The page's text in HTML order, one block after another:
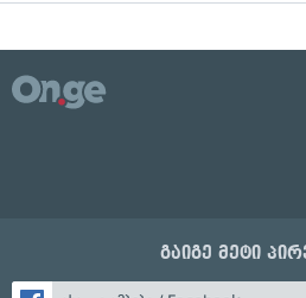
გაიგე მეტი